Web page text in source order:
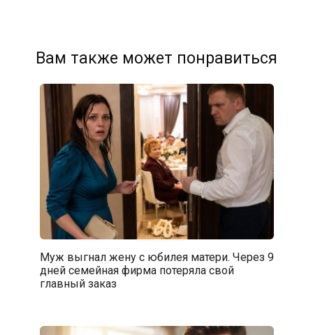
Вам также может понравиться
Муж выгнал жену с юбилея матери. Через 9
дней семейная фирма потеряла свой
главный заказ